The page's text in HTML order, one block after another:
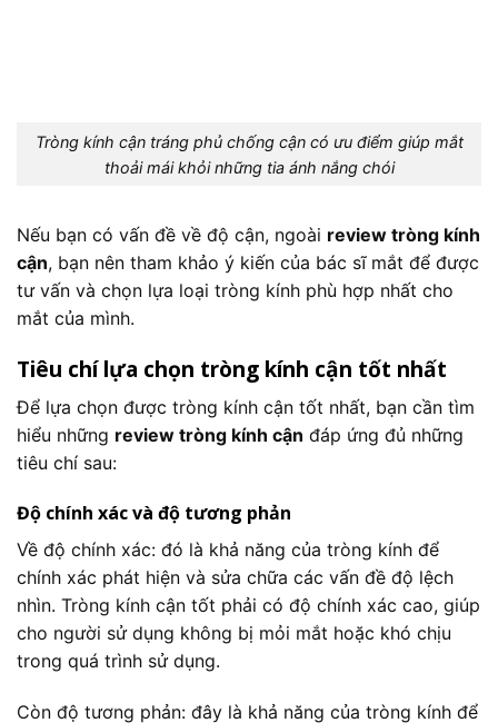
Tròng kính cận tráng phủ chống cận có ưu điểm giúp mắt
thoải mái khỏi những tia ánh nắng chói
Nếu bạn có vấn đề về độ cận, ngoài review tròng kính
cận, bạn nên tham khảo ý kiến của bác sĩ mắt để được
tư vấn và chọn lựa loại tròng kính phù hợp nhất cho
mắt của mình.
Tiêu chí lựa chọn tròng kính cận tốt nhất
Để lựa chọn được tròng kính cận tốt nhất, bạn cần tìm
hiểu những review tròng kính cận đáp ứng đủ những
tiêu chí sau:
Độ chính xác và độ tương phản
Về độ chính xác: đó là khả năng của tròng kính để
chính xác phát hiện và sửa chữa các vấn đề độ lệch
nhìn. Tròng kính cận tốt phải có độ chính xác cao, giúp
cho người sử dụng không bị mỏi mắt hoặc khó chịu
trong quá trình sử dụng.
Còn độ tương phản: đây là khả năng của tròng kính để